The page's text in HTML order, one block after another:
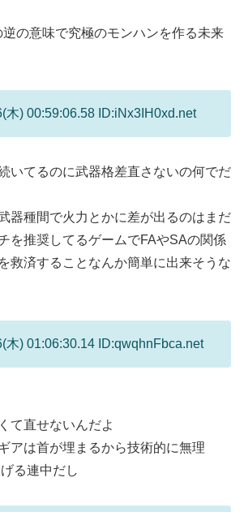
の意味で究極のモンハンを作る未来
木) 00:59:06.58 ID:iNx3IH0xd.net
いてるのに武器格差直さないの何でだ
器種間で火力とかに差が出るのはまだ
を推奨してるゲームでFAやSAの関係
救済することなんか簡単に出来そうな
木) 01:06:30.14 ID:qwqhnFbca.net
て直せないんだよ
アは首が埋まるから技術的に無理
る連中だし